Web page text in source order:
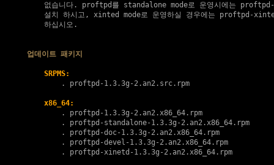
없습니다. proftpd를 standalone mode로 운영시에는
설치 하시고, xinted mode로 운영하실 경우에는 proftpd-
    하십시오.
업데이트 패키지
SRPMS:
        .
proftpd-1.3.3g-2.an2.src.rpm
x86_64:
        .
proftpd-1.3.3g-2.an2.x86_64.rpm
        .
proftpd-standalone-1.3.3g-2.an2.x86_64.rpm
        .
proftpd-doc-1.3.3g-2.an2.x86_64.rpm
        .
proftpd-devel-1.3.3g-2.an2.x86_64.rpm
        .
proftpd-xinetd-1.3.3g-2.an2.x86_64.rpm